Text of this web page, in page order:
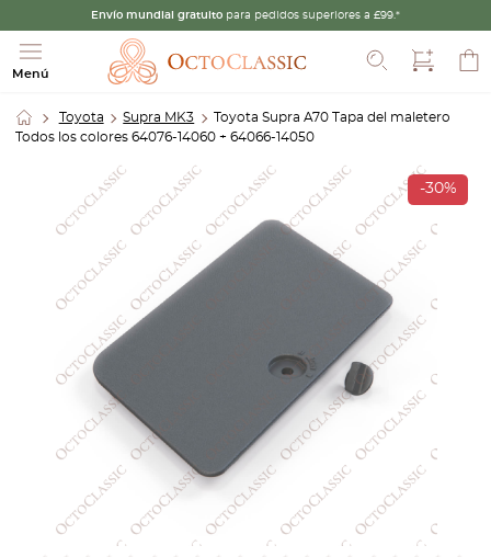
Envío mundial gratuito para pedidos superiores a £99.*
Menú
Toyota Supra MK3
Toyota Supra A70 Tapa del maletero
Todos los colores 64076-14060 + 64066-14050
-30%